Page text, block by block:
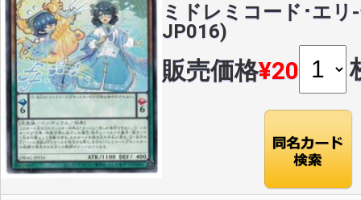
ミドレミコード･エリ
JP016)
販売価格¥20